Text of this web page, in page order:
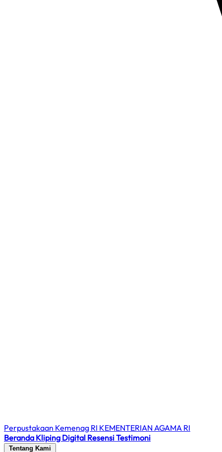
Perpustakaan Kemenag RI KEMENTERIAN AGAMA RI
Beranda Kliping Digital ResensiTestimoni
Tentang Kami